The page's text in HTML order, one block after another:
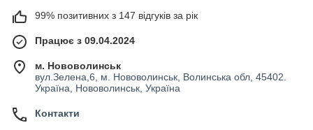
99% позитивних з 147 відгуків за рік
Працює з 09.04.2024
м. Нововолинськ
вул.Зелена,6, м. Нововолинськ, Волинська обл, 45402.
Україна, Нововолинськ, Україна
Контакти